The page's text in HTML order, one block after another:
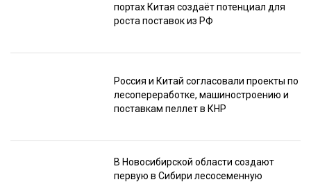
портах Китая создаёт потенциал для
роста поставок из РФ
Россия и Китай согласовали проекты по
лесопереработке, машиностроению и
поставкам пеллет в КНР
В Новосибирской области создают
первую в Сибири лесосеменную